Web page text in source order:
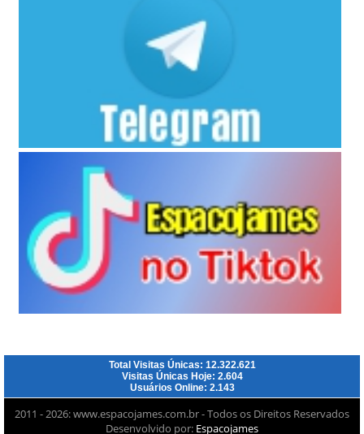
Total Visitas Únicas: 12.322.621
Visitas Únicas Hoje: 2.604
Usuários Online: 2.143
2011 - 2026: www.espacojames.com.br - Todos os Direitos Reservados
Desenvolvido por: Espacojames